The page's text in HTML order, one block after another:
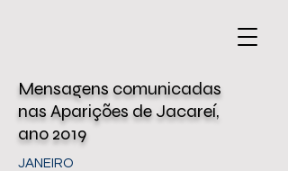
Mensagens comunicadas
nas Aparições de Jacareí,
ano2019
JANEIRO